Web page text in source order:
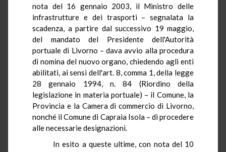
nota del 16 gennaio 2003, il Ministro delle
infrastrutture e dei trasporti – segnalata la
scadenza, a partire dal successivo 19 maggio,
del mandato del Presidente dell'Autorità
portuale di Livorno – dava avvio alla procedura
di nomina del nuovo organo, chiedendo agli enti
abilitati, ai sensi dell'art. 8, comma 1, della legge
28 gennaio 1994, n. 84 (Riordino della
legislazione in materia portuale) – il Comune, la
Provincia e la Camera di commercio di Livorno,
nonché il Comune di Capraia Isola – di procedere
alle necessarie designazioni.
In esito a queste ultime, con nota del 10